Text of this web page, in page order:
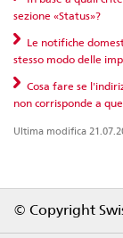
sezione «Status»?
Le notifiche
stesso modo delle
Cosa fare se
non corrisponde a
Ultima modifica
© Copyright